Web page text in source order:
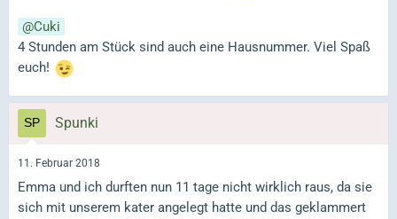
Cuki
4 Stunden am Stück sind auch eine Hausnummer. Viel Spaß
euch!
Spunki
11. Februar 2018
Emma und ich durften nun 11 tage nicht wirklich raus, da sie
sich mit unserem kater angelegt hatte und das geklammert